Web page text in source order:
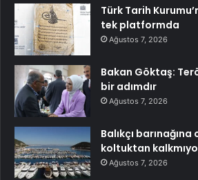
Türk Tarih
tek platformda
Ağustos 7, 2026
Bakan Göktaş:
bir adımdır
Ağustos 7, 2026
Balıkçı
koltuktan
Ağustos 7, 2026